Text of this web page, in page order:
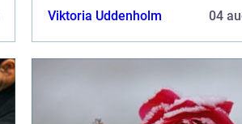
central roll i att hj&...
Viktoria Uddenholm 04